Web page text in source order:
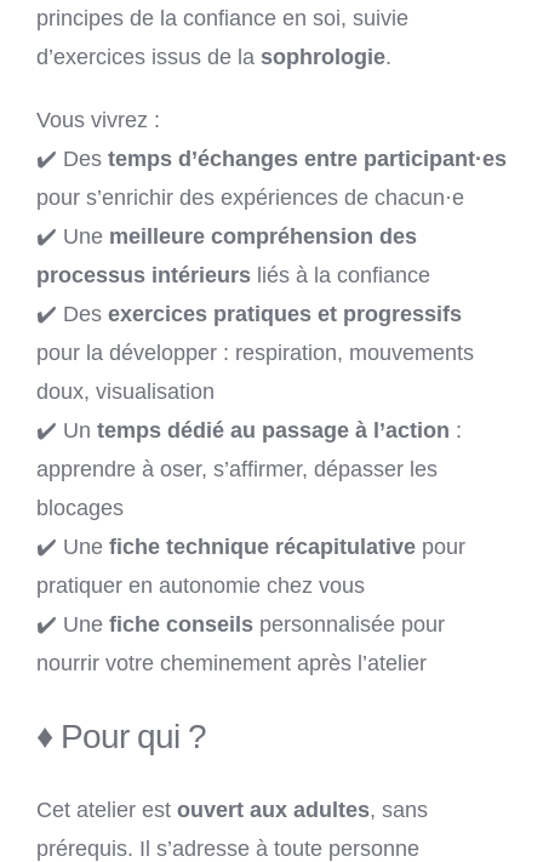
principes de la confiance en soi, suivie
d’exercices issus de la sophrologie.
Vous vivrez :
✔️ Des temps d’échanges entre participant·es
pour s’enrichir des expériences de chacun·e
✔️ Une meilleure compréhension des
processus intérieurs liés à la confiance
✔️ Des exercices pratiques et progressifs
pour la développer : respiration, mouvements
doux, visualisation
✔️ Un temps dédié au passage à l’action :
apprendre à oser, s’affirmer, dépasser les
blocages
✔️ Une fiche technique récapitulative pour
pratiquer en autonomie chez vous
✔️ Une fiche conseils personnalisée pour
nourrir votre cheminement après l’atelier
♦ Pour qui ?
Cet atelier est ouvert aux adultes, sans
prérequis. Il s’adresse à toute personne